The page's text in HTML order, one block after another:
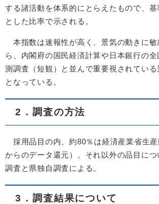
する諸活動を体系的にとらえたもので、
とした比率で示される。
本指数は速報性が高く、景気の動きに敏
ら、内閣府の国民経済計算や日本銀行の
測調査（短観）と並んで重要視されてい
となっている。
2．調査の方法
採用品目の内、約80％は経済産業省生産
からのデータ還元）。それ以外の品目に
調査と県独自調査による。
3．調査結果について